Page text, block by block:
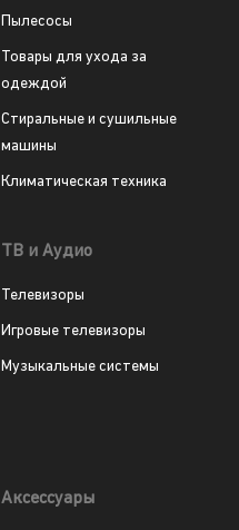
Пылесосы
Товары для ухода за
одеждой
Стиральные и сушильные
машины
Климатическая техника
ТВ и Аудио
Телевизоры
Игровые телевизоры
Музыкальные системы
Аксессуары